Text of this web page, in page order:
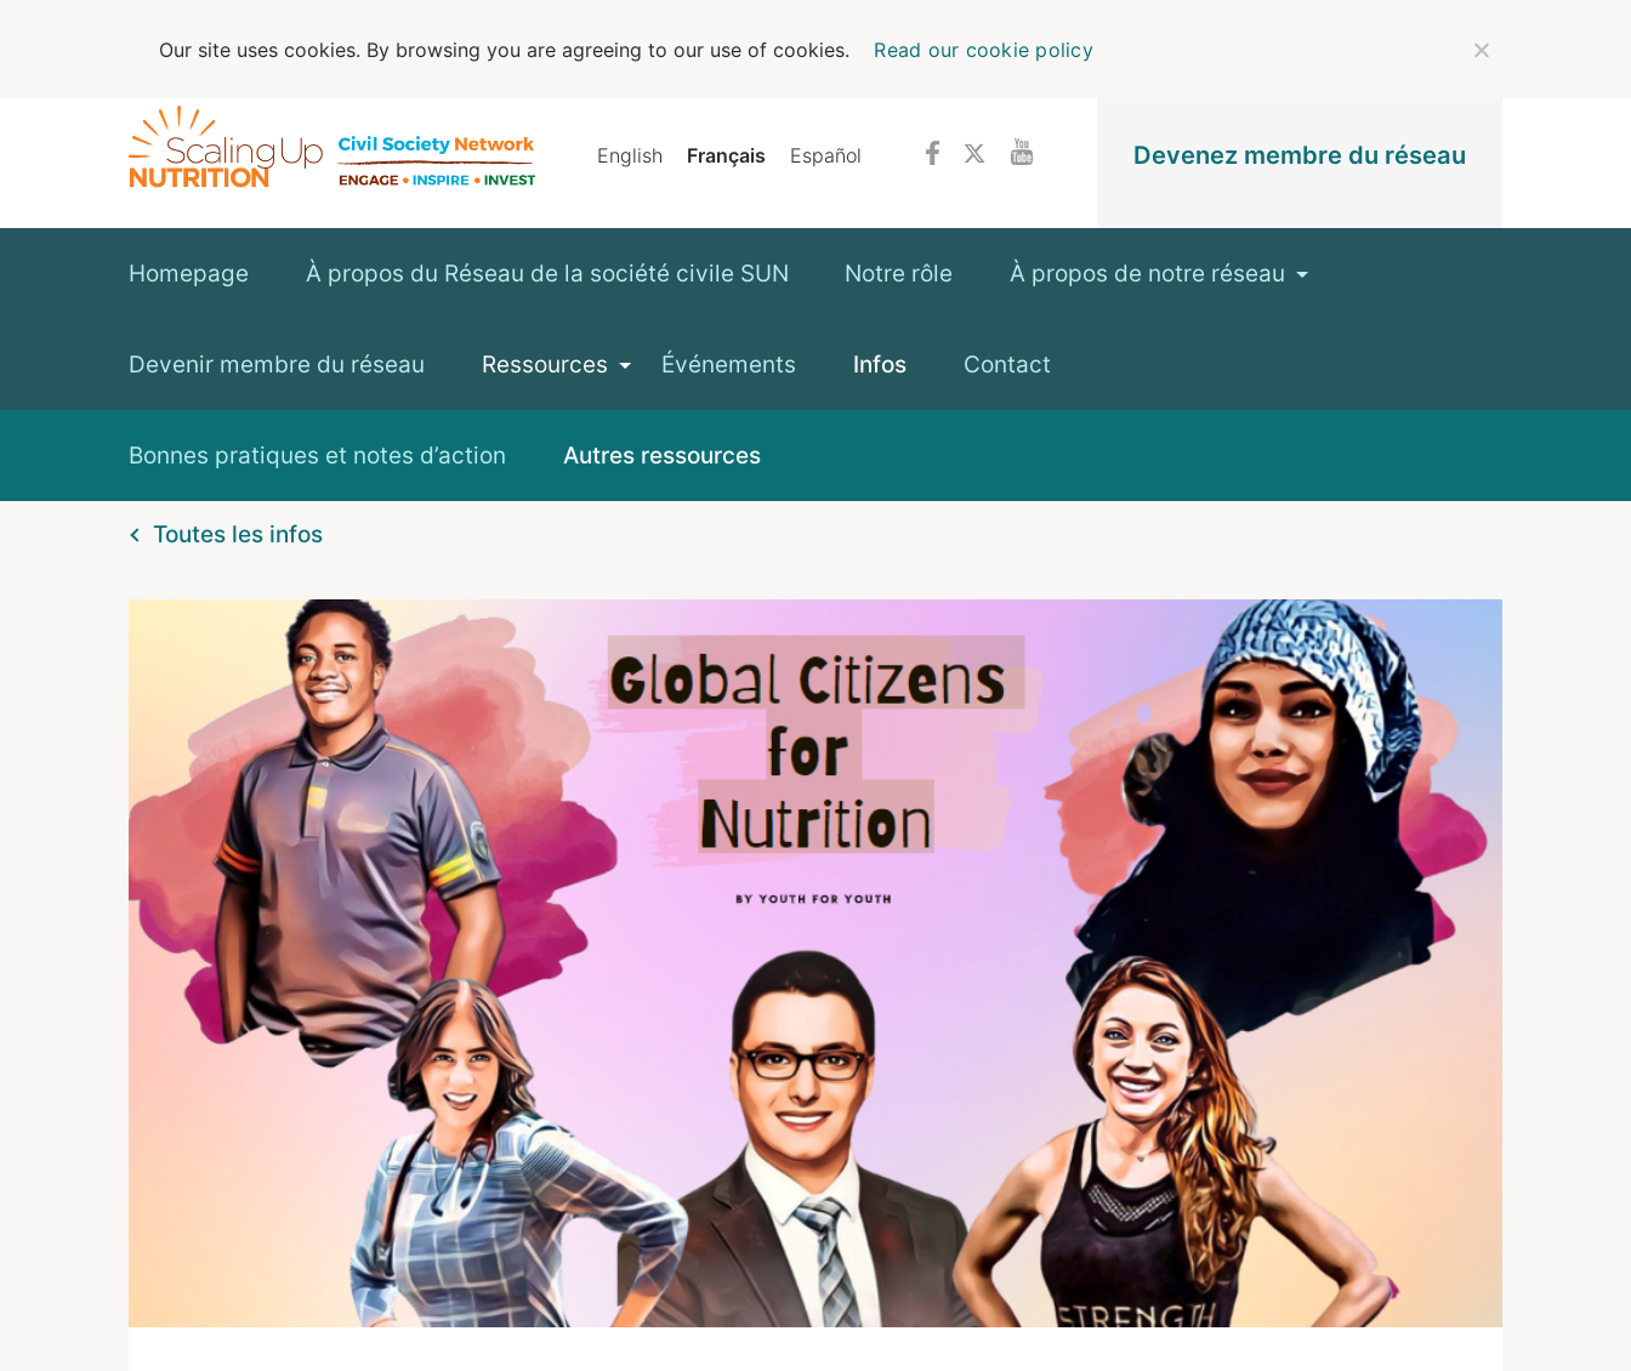
English Français Español Devenez membre du réseau
Homepage À propos du Réseau de la société civile SUN Notre rôle À propos de notre réseau
Devenir membre du réseau Ressources
Bonnes pratiques et notes d’action Autres ressources
Événements Infos Contact
Toutes les infos
Our site uses cookies. By browsing you are agreeing to our use of cookies. Read our cookie policy